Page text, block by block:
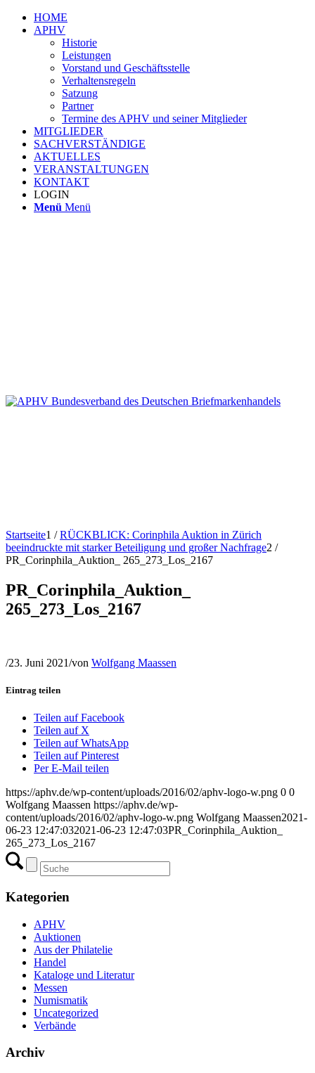
HOME
APHV
Historie
Leistungen
Vorstand und Geschäftsstelle
Verhaltensregeln
Satzung
Partner
Termine des APHV und seiner Mitglieder
MITGLIEDER
SACHVERSTÄNDIGE
AKTUELLES
VERANSTALTUNGEN
KONTAKT
LOGIN
Menü Menü
Startseite1 / RÜCKBLICK: Corinphila Auktion in Zürich
beeindruckte mit starker Beteiligung und großer Nachfrage2 /
PR_Corinphila_Auktion_ 265_273_Los_2167
PR_Corinphila_Auktion_
265_273_Los_2167
/23. Juni 2021/von Wolfgang Maassen
Eintrag teilen
Teilen auf Facebook
Teilen auf X
Teilen auf WhatsApp
Teilen auf Pinterest
Per E-Mail teilen
https://aphv.de/wp-content/uploads/2016/02/aphv-logo-w.png 0 0
Wolfgang Maassen https://aphv.de/wp-
content/uploads/2016/02/aphv-logo-w.png Wolfgang Maassen2021-
06-23 12:47:032021-06-23 12:47:03PR_Corinphila_Auktion_
265_273_Los_2167
Kategorien
APHV
Auktionen
Aus der Philatelie
Handel
Kataloge und Literatur
Messen
Numismatik
Uncategorized
Verbände
Archiv